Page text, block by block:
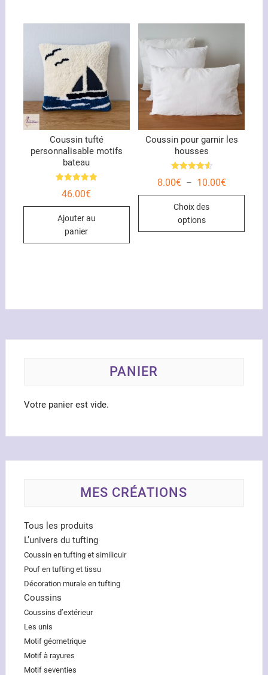
Coussin tufté
personnalisable motifs
bateau
5.00
46.00€
Ajouter au
panier
Coussin pour garnir les
housses
4.67
8.00€ – 10.00€Plage
Choix des
options
sur
PANIER
Votre panier est vide.
MES CRÉATIONS
Tous les produits
L’univers du tufting
Coussin en tufting et similicuir
Pouf en tufting et tissu
Décoration murale en tufting
Coussins
Coussins d’extérieur
Les unis
Motif géometrique
Motif à rayures
Motif seventies